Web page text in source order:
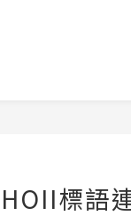
HOII標語